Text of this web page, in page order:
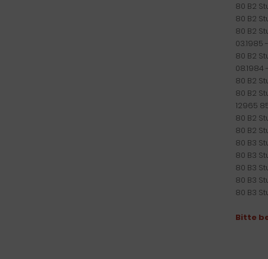
80 B2
80 B2
80 B2
03.1985
80 B2
08.1984
80 B2
80 B2
12965
80 B2
80 B2
80 B3
80 B3
80 B3
80 B3
80 B3
Bitte